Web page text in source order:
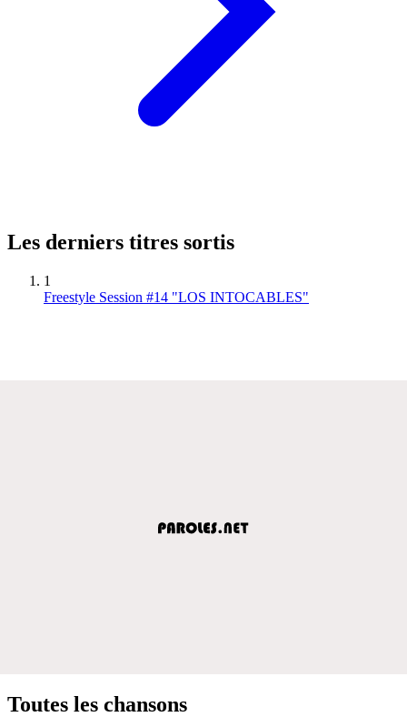
Les derniers titres sortis
1
Freestyle Session #14 "LOS INTOCABLES"
Toutes les chansons